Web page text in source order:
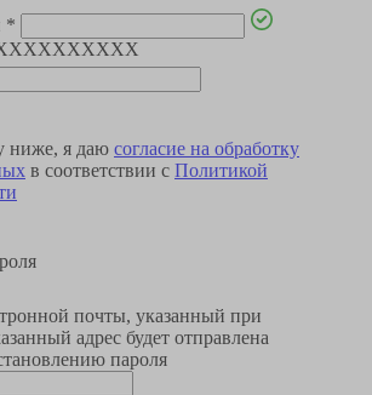
*
ниже, я даю согласие на обработку
в соответствии с Политикой
почты, указанный при
адрес будет отправлена
пароля